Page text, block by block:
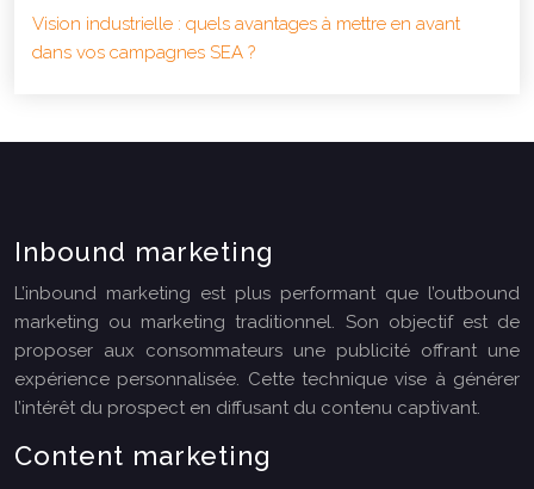
Vision industrielle : quels avantages à mettre en avant
dans vos campagnes SEA ?
Inbound marketing
L’inbound marketing est plus performant que l’outbound
marketing ou marketing traditionnel. Son objectif est de
proposer aux consommateurs une publicité offrant une
expérience personnalisée. Cette technique vise à générer
l’intérêt du prospect en diffusant du contenu captivant.
Content marketing